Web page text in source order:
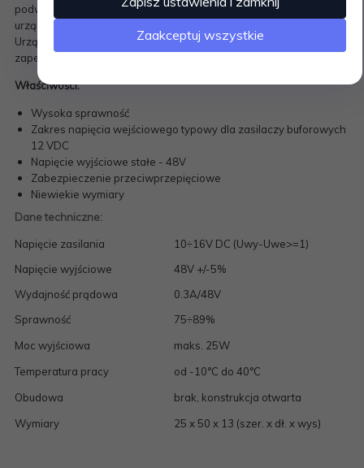
podwyższającą napięcie, przystosowaną do zasilania odległych
urządzeń elektronicznych poprzez standardową skrętkę parową.
Urządzenie współpracuje z typowym zasilaczem buforowym i
zapewnia bezprzerwowe
Właściwości:
Wysoka sprawność
Zakres napięcia wejściowego typowy dla zasilaczy buforowych
12 VDC
Napięcie wyjściowe stałe - 48V
Zabezpieczenie przeciwprzepięciowe
Niewiekie wymiary
Dane techniczne:
Napięcie zasilania
10÷16V DC (Uwy-Uwe>=1)
Napięcie wyjściowe
48V +/-5%
Wydajność prądowa
0.3A/48V
Sprawność
75÷89%
Moc wyjściowa
maks. 25W
Temperatura pracy
od -10°C do 40°C
Obudowa
brak, konstrukcja otwarta
Wymiary
25 x 50 x 13 (szer. x dł. x wys)
Zaakceptuj wszystkie